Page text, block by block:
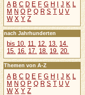
A B C D E F G H J K L
M N O P Q R S T U V
W X Y Z
nach Jahrhunderten
bis 10. 11. 12. 13. 14.
15. 16. 17. 18. 19. 20.
Themen von A-Z
A B C D E F G H I J K L
M N O P Q R S T U V
W X Y Z